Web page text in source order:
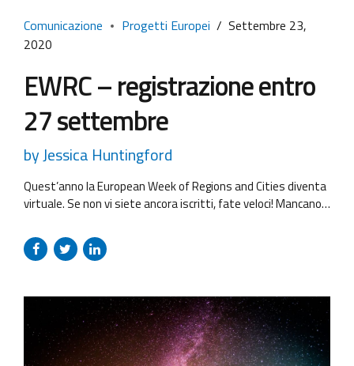
Comunicazione Progetti Europei
Settembre 23,
2020
EWRC – registrazione entro
27 settembre
by Jessica Huntingford
Quest’anno la European Week of Regions and Cities diventa
virtuale. Se non vi siete ancora iscritti, fate veloci! Mancano
occupiamo NOI della partecipazione del progetto NMP-REG al
workshop “Future clusters in innovation ecosystems”.